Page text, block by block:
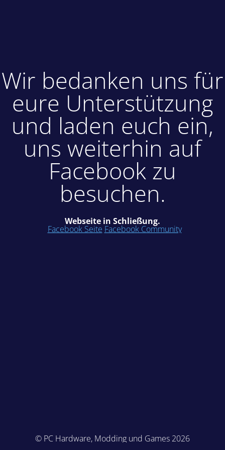
Wir bedanken uns für
eure Unterstützung
und laden euch ein,
uns weiterhin auf
Facebook zu
besuchen.
Webseite in Schließung.
Facebook Seite Facebook Community
© PC Hardware, Modding und Games 2026